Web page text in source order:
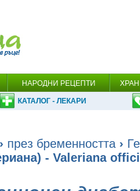
НАРОДНИ РЕЦЕПТИ
КАТАЛОГ - ЛЕКАРИ
› през бременността ›
- Valeriana